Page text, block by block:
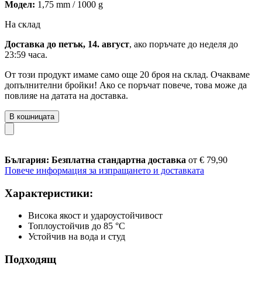
Модел: 1,75 mm / 1000 g
На склад
Доставка до петък, 14. август, ако поръчате до неделя до
23:59 часа.
От този продукт имаме само още 20 броя на склад. Очакваме
допълнителни бройки! Ако се поръчат повече, това може да
повлияе на датата на доставка.
В кошницата
България: Безплатна стандартна доставка от € 79,90
Повече информация за изпращането и доставката
Характеристики:
Висока якост и удароустойчивост
Топлоустойчив до 85 °C
Устойчив на вода и студ
Подходящ